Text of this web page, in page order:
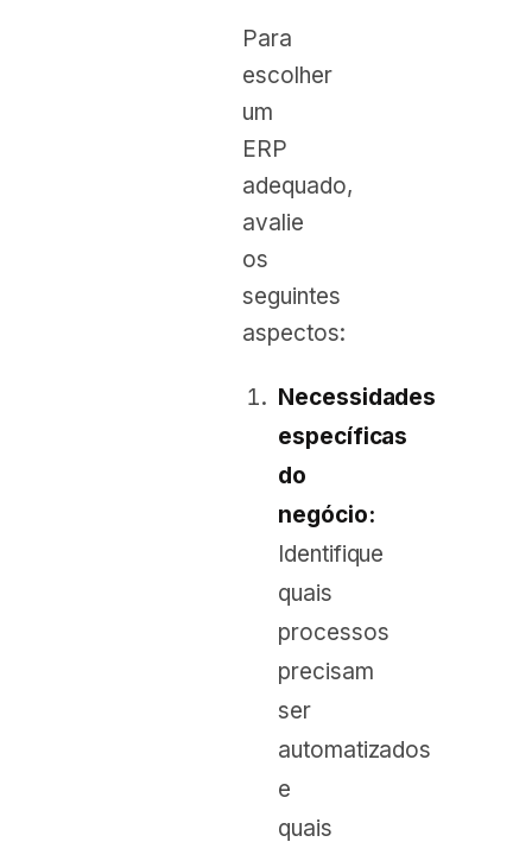
Para
escolher
um
ERP
adequado,
avalie
os
seguintes
aspectos:
Necessidades
específicas
do
negócio:
Identifique
quais
processos
precisam
ser
automatizados
e
quais